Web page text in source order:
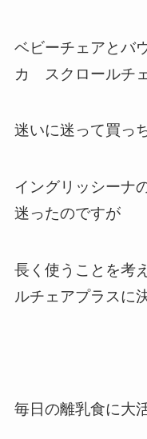
ベビーチェアとバ
カ スクロールチェ
迷いに迷って買っ
イングリッシーナ
迷ったのですが
長く使うことを
ルチェアプラスに
毎日の離乳食に大